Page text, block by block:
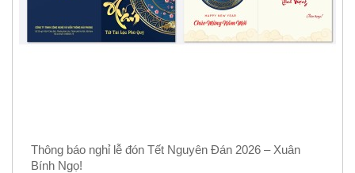
Thông báo nghỉ lễ đón Tết Nguyên Đán 2026 – Xuân
Bính Ngọ!